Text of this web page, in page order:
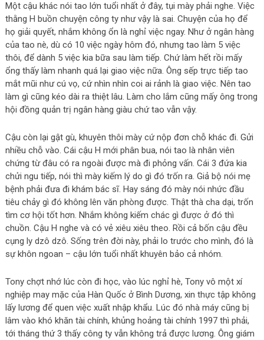
Một cậu khác nói tao lớn tuổi nhất ở đây, tụi mày phải nghe. Việc
thằng H buồn chuyện công ty như vậy là sai. Chuyện của họ để
họ giải quyết, nhắm không ổn là nghỉ việc ngay. Như ở ngân hàng
của tao nè, dù có 10 việc ngày hôm đó, nhưng tao làm 5 việc
thôi, để dành 5 việc kia bữa sau làm tiếp. Chứ làm hết rồi mấy
ổng thấy làm nhanh quá lại giao việc nữa. Ông sếp trực tiếp tao
mắt mũi như cú vọ, cứ nhìn nhìn coi ai rảnh là giao việc. Nên tao
làm gì cũng kéo dài ra thiệt lâu. Làm cho lắm cũng mấy ông trong
hội đồng quản trị ngân hàng giàu chứ tao vẫn vậy.
Cậu còn lại gật gù, khuyên thôi mày cứ nộp đơn chỗ khác đi. Gửi
nhiều chỗ vào. Cái cậu H mới phân bua, nói tao là nhân viên
chứng từ đâu có ra ngoài được mà đi phỏng vấn. Cái 3 đứa kia
chửi ngu tiếp, nói thì mày kiếm lý do gì đó trốn ra. Giả bộ nói mẹ
bệnh phải đưa đi khám bác sĩ. Hay sáng đó mày nói nhức đầu
tiêu chảy gì đó không lên văn phòng được. Thật thà cha dại, trốn
tìm cơ hội tốt hơn. Nhắm không kiếm chác gì được ở đó thì
chuồn. Cậu H nghe và có vẻ xiêu xiêu theo. Rồi cả bốn cậu đều
cụng ly dzô dzô. Sống trên đời này, phải lo trước cho mình, đó là
sự khôn ngoan – cậu lớn tuổi nhất khuyên bảo cả nhóm.
Tony chợt nhớ lúc còn đi học, vào lúc nghỉ hè, Tony vô một xí
nghiệp may mặc của Hàn Quốc ở Bình Dương, xin thực tập không
lấy lương để quen việc xuất nhập khẩu. Lúc đó nhà máy cũng bị
lâm vào khó khăn tài chính, khủng hoảng tài chính 1997 thì phải,
tới tháng thứ 3 thấy công ty vẫn không trả được lương. Ông giám